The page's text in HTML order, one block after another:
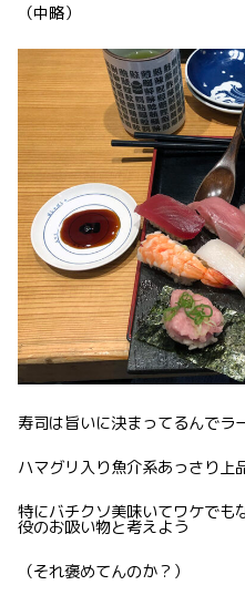
（中略）
寿司は旨いに決まってるんでラ
ハマグリ入り魚介系あっさり上
特にバチクソ美味いてワケでも
役のお吸い物と考えよう
（それ褒めてんのか？）